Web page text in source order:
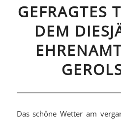
GEFRAGTES
DEM
Das schöne Wetter am